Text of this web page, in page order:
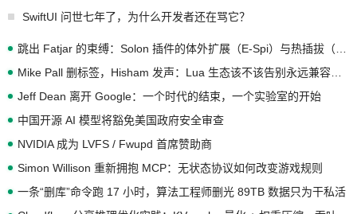
SwiftUI 问世七年了，为什么开发者还在骂它？
Jeff Dean 离开 Google：一个时代的结束，一个实验室的开始
中国开源 AI 模型将豁免美国政府安全审查
NVIDIA 成为 LVFS / Fwupd 首席赞助商
Simon Willison 重新拥抱 MCP：无状态协议如何改变游戏规则
一条“删库”命令跑 17 小时，算法工程师删光 89TB 数据只为干私活